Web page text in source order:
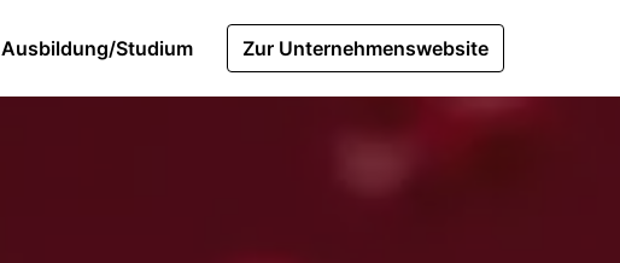
Ausbildung/Studium Zur Unternehmenswebsite